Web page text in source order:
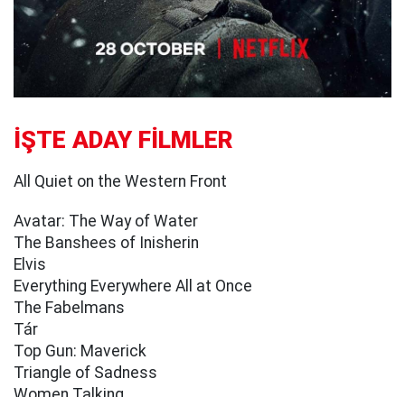
İŞTE ADAY FİLMLER
All Quiet on the Western Front
Avatar: The Way of Water
The Banshees of Inisherin
Elvis
Everything Everywhere All at Once
The Fabelmans
Tár
Top Gun: Maverick
Triangle of Sadness